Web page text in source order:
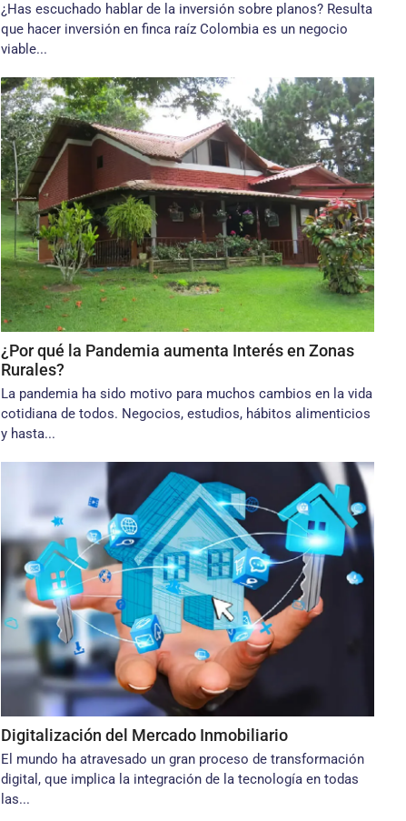
¿Has escuchado hablar de la inversión sobre planos? Resulta
que hacer inversión en finca raíz Colombia es un negocio
viable...
¿Por qué la Pandemia aumenta Interés en Zonas
Rurales?
La pandemia ha sido motivo para muchos cambios en la vida
cotidiana de todos. Negocios, estudios, hábitos alimenticios
y hasta...
Digitalización del Mercado Inmobiliario
El mundo ha atravesado un gran proceso de transformación
digital, que implica la integración de la tecnología en todas
las...